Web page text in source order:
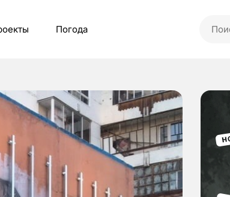
Погода